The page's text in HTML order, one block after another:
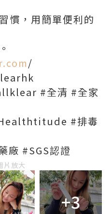
慣，⽤簡單便利的
/
#全清 #全家
#排毒
廠 #SGS認證
片放大
+3